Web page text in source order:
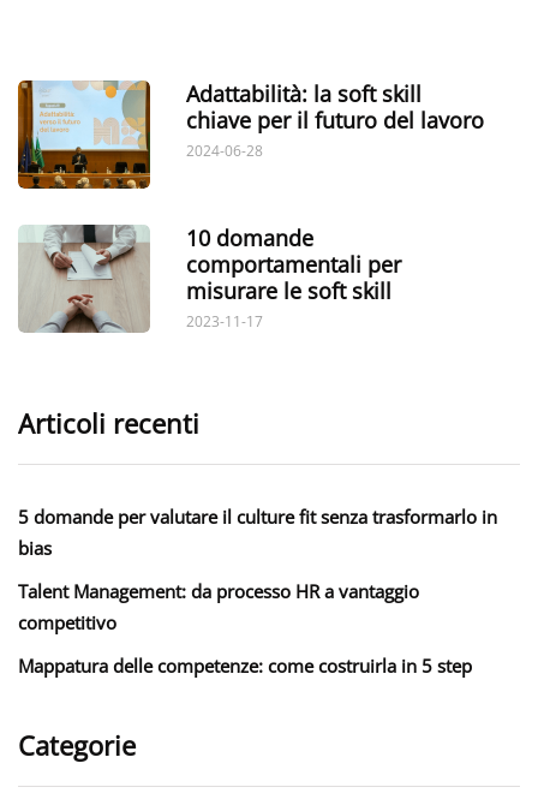
Adattabilità: la soft skill
chiave per il futuro del lavoro
2024-06-28
10 domande
comportamentali per
misurare le soft skill
2023-11-17
Articoli recenti
5 domande per valutare il culture fit senza trasformarlo in
bias
Talent Management: da processo HR a vantaggio
competitivo
Mappatura delle competenze: come costruirla in 5 step
Categorie